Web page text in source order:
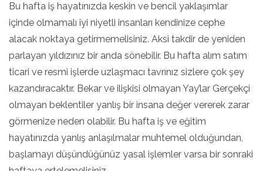
Bu hafta iş hayatınızda keskin ve bencil yaklaşımlar
içinde olmamalı iyi niyetli insanları kendinize cephe
alacak noktaya getirmemelisiniz. Aksi takdir de yeniden
parlayan yıldızınız bir anda sönebilir. Bu hafta alım satım
ticari ve resmi işlerde uzlaşmacı tavrınız sizlere çok şey
kazandıracaktır. Bekar ve ilişkisi olmayan Yay’lar Gerçekçi
olmayan beklentiler yanlış bir insana değer vererek zarar
görmenize neden olabilir. Bu hafta iş ve eğitim
hayatınızda yanlış anlaşılmalar muhtemel olduğundan,
başlamayı düşündüğünüz yasal işlemler varsa bir sonraki